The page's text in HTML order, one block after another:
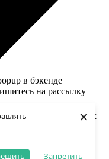
Запретить
×
в бэкенде
на рассылку
персональных